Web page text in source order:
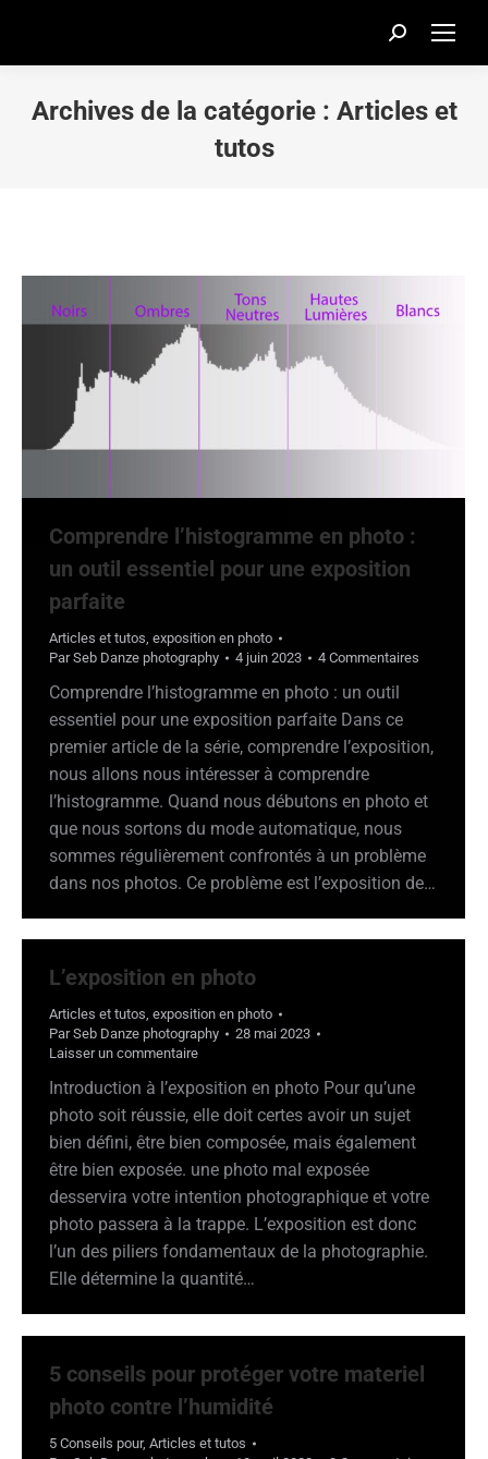
Recherche
:
Archives de la catégorie : Articles et
tutos
Comprendre l’histogramme en photo :
un outil essentiel pour une exposition
parfaite
Articles et tutos exposition en photo
ParSeb Danze photography 4 juin 2023 4 Commentaires
Comprendre l’histogramme en photo : un outil
essentiel pour une exposition parfaite Dans ce
premier article de la série, comprendre l’exposition,
nous allons nous intéresser à comprendre
l’histogramme. Quand nous débutons en photo et
que nous sortons du mode automatique, nous
sommes régulièrement confrontés à un problème
dans nos photos. Ce problème est l’exposition de…
L’exposition en photo
Articles et tutos, exposition en photo
ParSeb Danze photography
28 mai 2023
Laisser un commentaire
Introduction à l’exposition en photo Pour qu’une
photo soit réussie, elle doit certes avoir un sujet
bien défini, être bien composée, mais également
être bien exposée. une photo mal exposée
desservira votre intention photographique et votre
photo passera à la trappe. L’exposition est donc
l’un des piliers fondamentaux de la photographie.
Elle détermine la quantité…
5 conseils pour protéger votre materiel
photo contre l’humidité
5 Conseils pour, Articles et tutos